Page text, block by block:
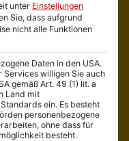
unter Einstellungen
Sie, dass aufgrund
nicht alle Funktionen
Daten in den USA.
Services willigen Sie auch
gemäß Art. 49 (1) lit. a
Land mit
ein. Es besteht
personenbezogene
ohne dass für
besteht.